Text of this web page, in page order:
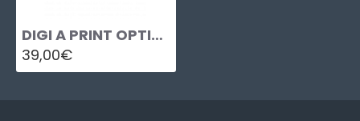
DIGI A PRINT OPTIKA A PRÍSTROJE 1
39,00€